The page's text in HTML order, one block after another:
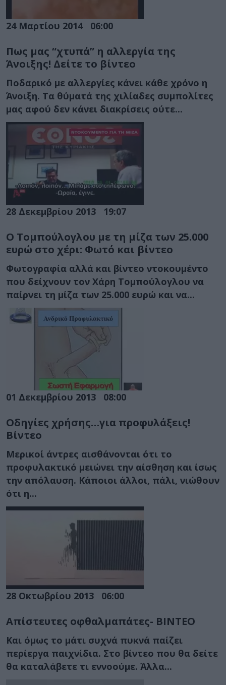
24 Μαρτίου 2014 06:00
Πως μας “χτυπά” η αλλεργία της
Άνοιξης! Δείτε το βίντεο
Ποδαρικό με αλλεργίες κάνει κάθε χρόνο η
Άνοιξη. Τα θύματά της χιλίαδες συμπολίτες
μας αφού δεν κάνει διακρίσεις ούτε...
28 Δεκεμβρίου 2013 19:07
Ο Τομπούλογλου με τη μίζα των 25.000
ευρώ στο χέρι: Φωτό και βίντεο
Φωτογραφία αλλά και βίντεο ντοκουμέντο
που δείχνουν τον Χάρη Τομπούλογλου να
παίρνει τη μίζα των 25.000 ευρώ και να...
01 Δεκεμβρίου 2013 08:00
Οδηγίες χρήσης…για προφυλάξεις!
Βίντεο
Μερικοί άντρες αισθάνονται ότι το
προφυλακτικό μειώνει την αίσθηση και ίσως
την απόλαυση. Κάποιοι άλλοι, πάλι, νιώθουν
ότι η...
28 Οκτωβρίου 2013 06:00
Απίστευτες οφθαλμαπάτες- ΒΙΝΤΕΟ
Και όμως το μάτι συχνά πυκνά παίζει
περίεργα παιχνίδια. Στο βίντεο που θα δείτε
θα καταλάβετε τι εννοούμε. Άλλα...